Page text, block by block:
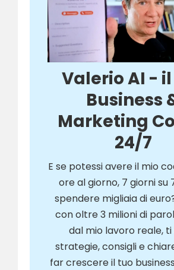
Valerio AI -
Business
Marketing
24/7
E se potessi avere il mio
ore al giorno, 7 giorni su
spendere migliaia di
con oltre 3 milioni di
dal mio lavoro reale,
strategie, consigli e
far crescere il tuo